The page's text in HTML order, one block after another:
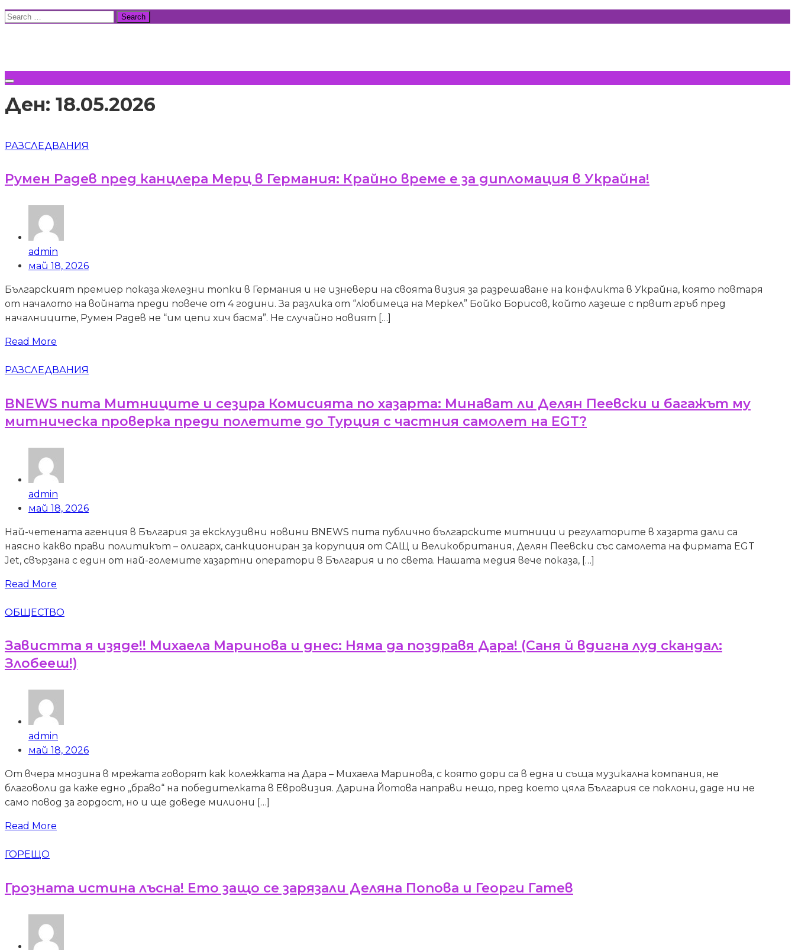
Skip
Search
Ден: 18.05.2026
РАЗСЛЕДВАНИЯ
Румен Радев пред канцлера Мерц в Германия: Крайно време е за дипломация в Украйна!
admin
май 18, 2026
Българският премиер показа железни топки в Германия и не изневери на своята визия за разрешаване на конфликта в Украйна, която повтаря
от началото на войната преди повече от 4 години. За разлика от “любимеца на Меркел” Бойко Борисов, който лазеше с првит гръб пред
началниците, Румен Радев не “им цепи хич басма”. Не случайно новият […]
Read More
РАЗСЛЕДВАНИЯ
BNEWS пита Митниците и сезира Комисията по хазарта: Минават ли Делян Пеевски и багажът му
митническа проверка преди полетите до Турция с частния самолет на EGT?
admin
май 18, 2026
Най-четената агенция в България за ексклузивни новини BNEWS пита публично българските митници и регулаторите в хазарта дали са
наясно какво прави политикът – олигарх, санкциониран за корупция от САЩ и Великобритания, Делян Пеевски със самолета на фирмата EGT
Jet, свързана с един от най-големите хазартни оператори в България и по света. Нашата медия вече показа, […]
Read More
ОБЩЕСТВО
Завистта я изяде!! Михаела Маринова и днес: Няма да поздравя Дара! (Саня й вдигна луд скандал:
Злобееш!)
admin
май 18, 2026
От вчера мнозина в мрежата говорят как колежката на Дара – Михаела Маринова, с която дори са в една и съща музикална компания, не
благоволи да каже едно „браво“ на победителката в Евровизия. Дарина Йотова направи нещо, пред което цяла България се поклони, даде ни не
само повод за гордост, но и ще доведе милиони […]
Read More
ГОРЕЩО
Грозната истина лъсна! Ето защо се зарязали Деляна Попова и Георги Гатев